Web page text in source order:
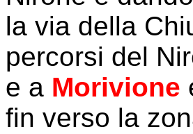
la via della
percorsi del
e a Morivione
fin verso la